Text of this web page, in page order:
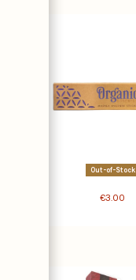
Out-of-Stock
€3.00